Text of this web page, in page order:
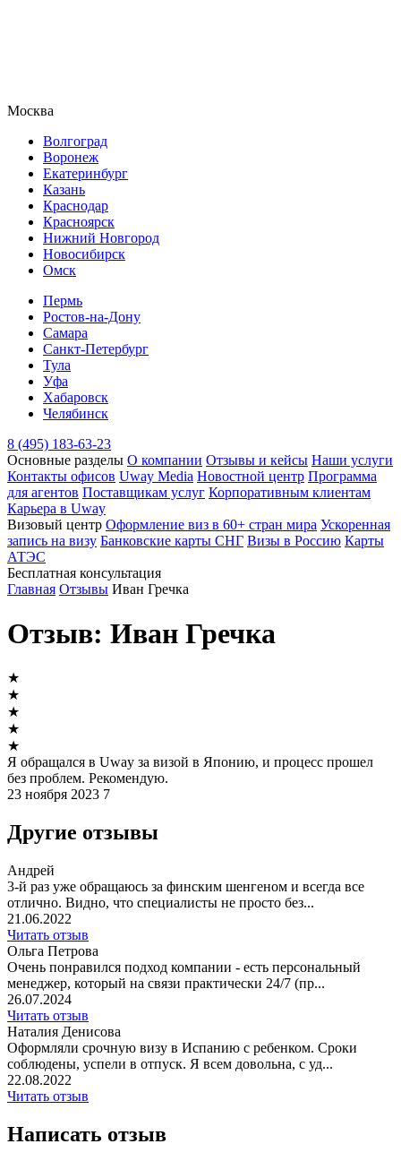
Москва
Волгоград
Воронеж
Екатеринбург
Казань
Краснодар
Красноярск
Нижний Новгород
Новосибирск
Омск
Пермь
Ростов-на-Дону
Самара
Санкт-Петербург
Тула
Уфа
Хабаровск
Челябинск
8 (495) 183-63-23
Основные разделы О компании Отзывы и кейсы Наши услуги
Контакты офисов Uway Media Новостной центр Программа
для агентов Поставщикам услуг Корпоративным клиентам
Карьера в Uway
Визовый центр Оформление виз в 60+ стран мира Ускоренная
запись на визу Банковские карты СНГ Визы в Россию Карты
АТЭС
Бесплатная консультация
Главная Отзывы Иван Гречка
Отзыв: Иван Гречка
★
★
★
★
★
Я обращался в Uway за визой в Японию, и процесс прошел
без проблем. Рекомендую.
23 ноября 2023 7
Другие отзывы
Андрей
3-й раз уже обращаюсь за финским шенгеном и всегда все
отлично. Видно, что специалисты не просто без...
21.06.2022
Читать отзыв
Ольга Петрова
Очень понравился подход компании - есть персональный
менеджер, который на связи практически 24/7 (пр...
26.07.2024
Читать отзыв
Наталия Денисова
Оформляли срочную визу в Испанию с ребенком. Сроки
соблюдены, успели в отпуск. Я всем довольна, с уд...
22.08.2022
Читать отзыв
Написать отзыв